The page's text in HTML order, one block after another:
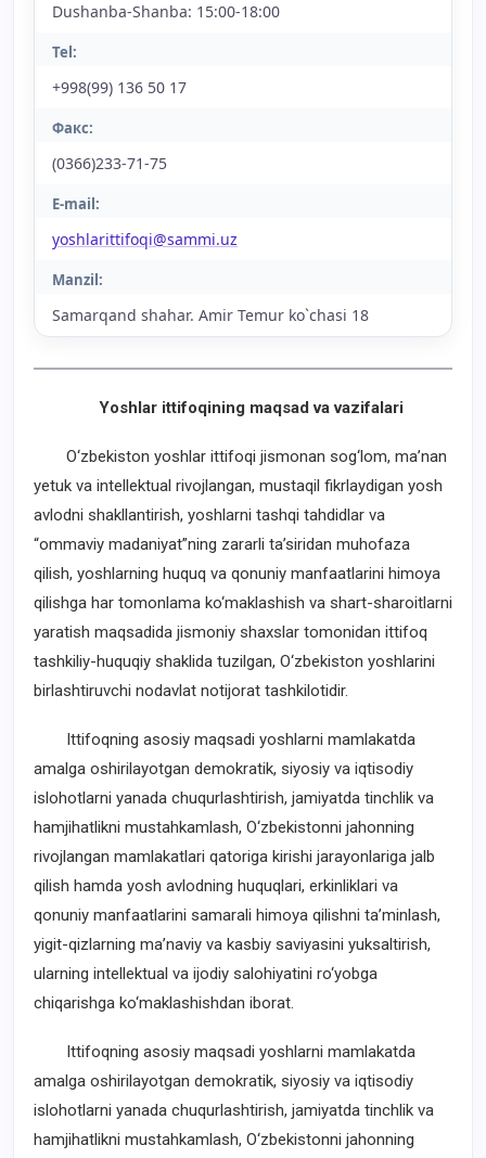
Dushanba-Shanba: 15:00-18:00
Tel:
+998(99) 136 50 17
Факс:
(0366)233-71-75
E-mail:
yoshlarittifoqi@sammi.uz
Manzil:
Samarqand shahar. Amir Temur ko`chasi 18
Yoshlar ittifoqining maqsad va vazifalari
O‘zbekiston yoshlar ittifoqi jismonan sog‘lom, ma’nan
yetuk va intellektual rivojlangan, mustaqil fikrlaydigan yosh
avlodni shakllantirish, yoshlarni tashqi tahdidlar va
“ommaviy madaniyat”ning zararli ta’siridan muhofaza
qilish, yoshlarning huquq va qonuniy manfaatlarini himoya
qilishga har tomonlama ko‘maklashish va shart-sharoitlarni
yaratish maqsadida jismoniy shaxslar tomonidan ittifoq
tashkiliy-huquqiy shaklida tuzilgan, O‘zbekiston yoshlarini
birlashtiruvchi nodavlat notijorat tashkilotidir.
Ittifoqning asosiy maqsadi yoshlarni mamlakatda
amalga oshirilayotgan demokratik, siyosiy va iqtisodiy
islohotlarni yanada chuqurlashtirish, jamiyatda tinchlik va
hamjihatlikni mustahkamlash, O‘zbekistonni jahonning
rivojlangan mamlakatlari qatoriga kirishi jarayonlariga jalb
qilish hamda yosh avlodning huquqlari, erkinliklari va
qonuniy manfaatlarini samarali himoya qilishni ta’minlash,
yigit-qizlarning ma’naviy va kasbiy saviyasini yuksaltirish,
ularning intellektual va ijodiy salohiyatini ro‘yobga
chiqarishga ko‘maklashishdan iborat.
Ittifoqning asosiy maqsadi yoshlarni mamlakatda
amalga oshirilayotgan demokratik, siyosiy va iqtisodiy
islohotlarni yanada chuqurlashtirish, jamiyatda tinchlik va
hamjihatlikni mustahkamlash, O‘zbekistonni jahonning